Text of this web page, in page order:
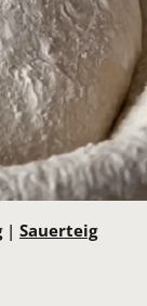
| Sauerteig